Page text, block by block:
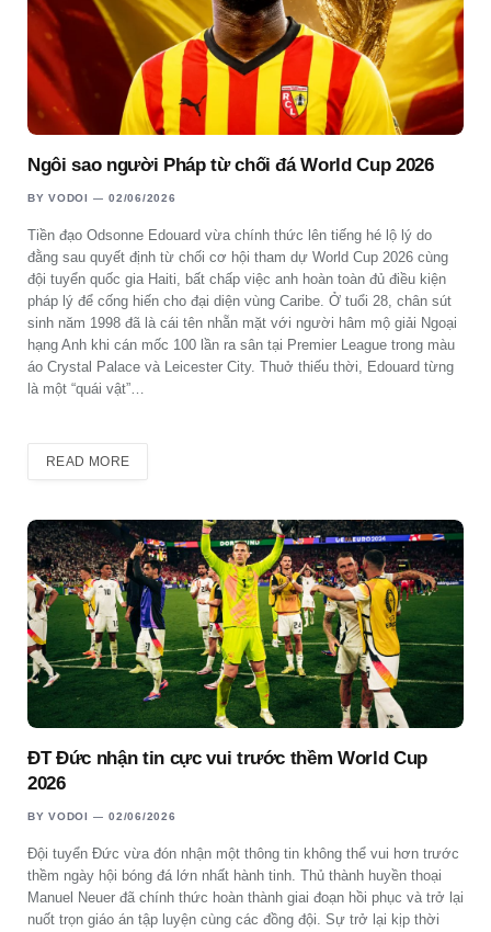
Ngôi sao người Pháp từ chối đá World Cup 2026
BY VODOI 02/06/2026
Tiền đạo Odsonne Edouard vừa chính thức lên tiếng hé lộ lý do
đằng sau quyết định từ chối cơ hội tham dự World Cup 2026 cùng
đội tuyển quốc gia Haiti, bất chấp việc anh hoàn toàn đủ điều kiện
pháp lý để cống hiến cho đại diện vùng Caribe. Ở tuổi 28, chân sút
sinh năm 1998 đã là cái tên nhẵn mặt với người hâm mộ giải Ngoại
hạng Anh khi cán mốc 100 lần ra sân tại Premier League trong màu
áo Crystal Palace và Leicester City. Thuở thiếu thời, Edouard từng
là một “quái vật”…
READ MORE
ĐT Đức nhận tin cực vui trước thềm World Cup
2026
BY VODOI 02/06/2026
Đội tuyển Đức vừa đón nhận một thông tin không thể vui hơn trước
thềm ngày hội bóng đá lớn nhất hành tinh. Thủ thành huyền thoại
Manuel Neuer đã chính thức hoàn thành giai đoạn hồi phục và trở lại
nuốt trọn giáo án tập luyện cùng các đồng đội. Sự trở lại kịp thời